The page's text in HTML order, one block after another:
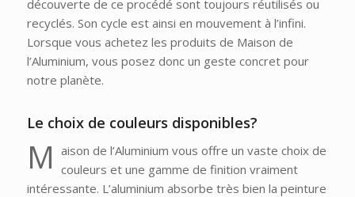
découverte de ce procédé sont toujours réutilisés ou
recyclés. Son cycle est ainsi en mouvement à l’infini.
Lorsque vous achetez les produits de Maison de
l’Aluminium, vous posez donc un geste concret pour
notre planète.
Le choix de couleurs disponibles?
M aison de l’Aluminium vous offre un vaste choix de
couleurs et une gamme de finition vraiment
intéressante. L’aluminium absorbe très bien la peinture